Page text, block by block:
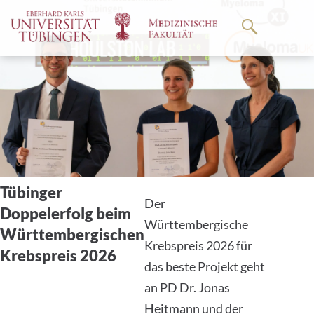
zum
Hauptteil
Tübinger
Doppelerfolg beim
Württembergischen
Krebspreis 2026
Der
Württembergische
Krebspreis 2026 für
das beste Projekt geht
an PD Dr. Jonas
Heitmann und der